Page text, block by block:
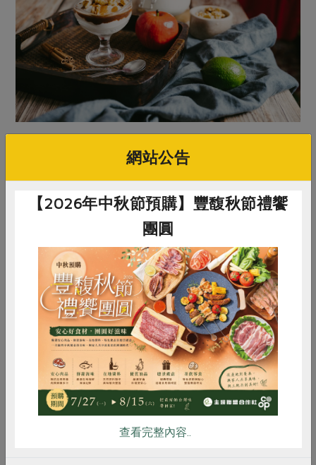
吳怡芬 Hanah Wu
Hanah 與來自巴基斯坦的先生結婚之後，皈
依伊斯蘭教，也進入南亞料理與香料的世
界，目前與先生經營小印度清真館餐廳。她
的料理心法是運用香料原有的香氣調味，順
應粗糙作物的原型與原味。她也分享，香料
是能夠添加食物氣味的食材，舉凡蒜頭、洋
蔥、薑等，甚至礦物如北印黑鹽都是。
惜食 RPET 食譜 減硝酸鹽
雞蛋 食安 共同購買
網站公告
【2026年中秋節預購】豐馥秋節禮饗
團圓
查看完整內容..